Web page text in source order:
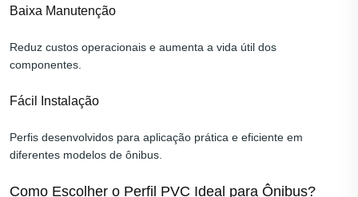
Baixa Manutenção
Reduz custos operacionais e aumenta a vida útil dos
componentes.
Fácil Instalação
Perfis desenvolvidos para aplicação prática e eficiente em
diferentes modelos de ônibus.
Como Escolher o Perfil PVC Ideal para Ônibus?